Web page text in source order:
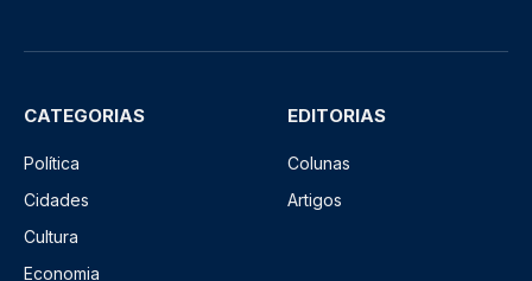
CATEGORIAS
Política
Cidades
Cultura
Economia
EDITORIAS
Colunas
Artigos